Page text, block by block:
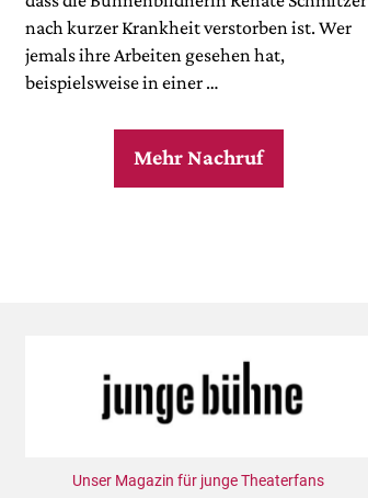
nach kurzer Krankheit verstorben ist. Wer
jemals ihre Arbeiten gesehen hat,
beispielsweise in einer …
Mehr Nachruf
Unser Magazin für junge Theaterfans